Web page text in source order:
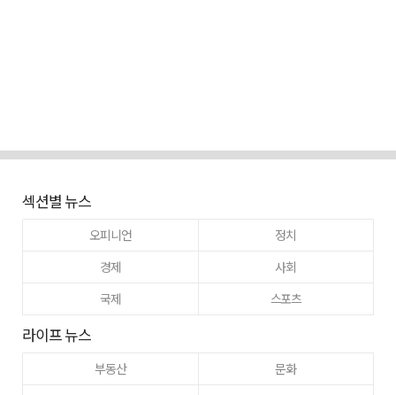
섹션별 뉴스
오피니언
정치
경제
사회
국제
스포츠
라이프 뉴스
부동산
문화